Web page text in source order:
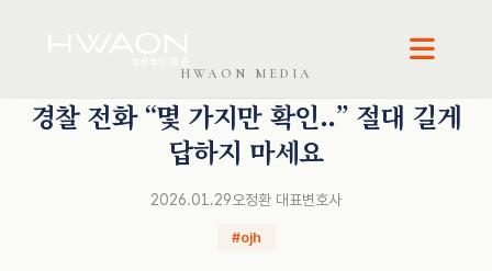
HWAON MEDIA
경찰 전화 “몇 가지만 확인..” 절대 길게
답하지 마세요
2026.01.29오정환 대표변호사
#ojh